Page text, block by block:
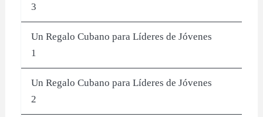
3
Un Regalo Cubano para Líderes de Jóvenes
1
Un Regalo Cubano para Líderes de Jóvenes
2